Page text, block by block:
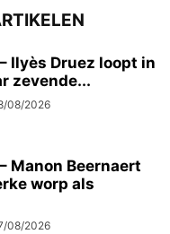
Ilyès Druez loopt in
zevende...
08/2026
Manon Beernaert
worp als
08/2026